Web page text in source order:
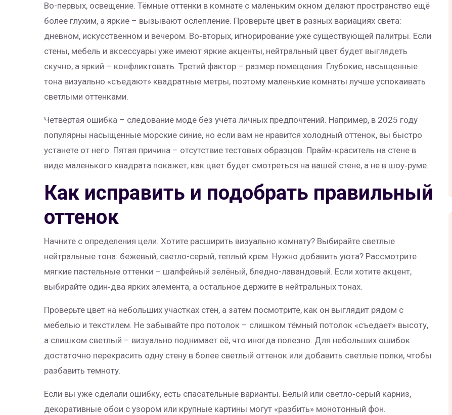
Во-первых, освещение. Тёмные оттенки в комнате с маленьким окном делают пространство ещё
более глухим, а яркие – вызывают ослепление. Проверьте цвет в разных вариациях света:
дневном, искусственном и вечером. Во‑вторых, игнорирование уже существующей палитры. Если
стены, мебель и аксессуары уже имеют яркие акценты, нейтральный цвет будет выглядеть
скучно, а яркий – конфликтовать. Третий фактор – размер помещения. Глубокие, насыщенные
тона визуально «съедают» квадратные метры, поэтому маленькие комнаты лучше успокаивать
светлыми оттенками.
Четвёртая ошибка – следование моде без учёта личных предпочтений. Например, в 2025 году
популярны насыщенные морские синие, но если вам не нравится холодный оттенок, вы быстро
устанете от него. Пятая причина – отсутствие тестовых образцов. Прайм‑краситель на стене в
виде маленького квадрата покажет, как цвет будет смотреться на вашей стене, а не в шоу‑руме.
Как исправить и подобрать правильный
оттенок
Начните с определения цели. Хотите расширить визуально комнату? Выбирайте светлые
нейтральные тона: бежевый, светло-серый, теплый крем. Нужно добавить уюта? Рассмотрите
мягкие пастельные оттенки – шалфейный зелёный, бледно-лавандовый. Если хотите акцент,
выбирайте один‑два ярких элемента, а остальное держите в нейтральных тонах.
Проверьте цвет на небольших участках стен, а затем посмотрите, как он выглядит рядом с
мебелью и текстилем. Не забывайте про потолок – слишком тёмный потолок «съедает» высоту,
а слишком светлый – визуально поднимает её, что иногда полезно. Для небольших ошибок
достаточно перекрасить одну стену в более светлый оттенок или добавить светлые полки, чтобы
разбавить темноту.
Если вы уже сделали ошибку, есть спасательные варианты. Белый или светло‑серый карниз,
декоративные обои с узором или крупные картины могут «разбить» монотонный фон.